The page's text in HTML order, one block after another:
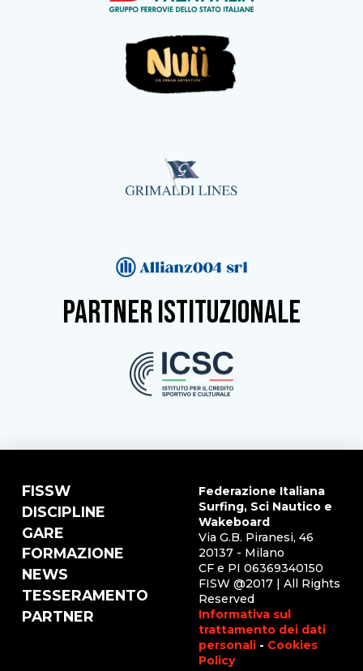
partner istituzionale
FISSW
DISCIPLINE
GARE
FORMAZIONE
NEWS
TESSERAMENTO
PARTNER
Federazione Italiana
Surfing, Sci Nautico e
Wakeboard
Via G.B. Piranesi, 46
20137 - Milano
CF e PI 06369340150
FISW @2017 | All Rights
Reserved
Informativa sul
trattamento dei dati
personali - Cookies
Policy